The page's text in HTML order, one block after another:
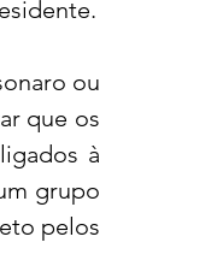
ou
que os
à
grupo
pelos